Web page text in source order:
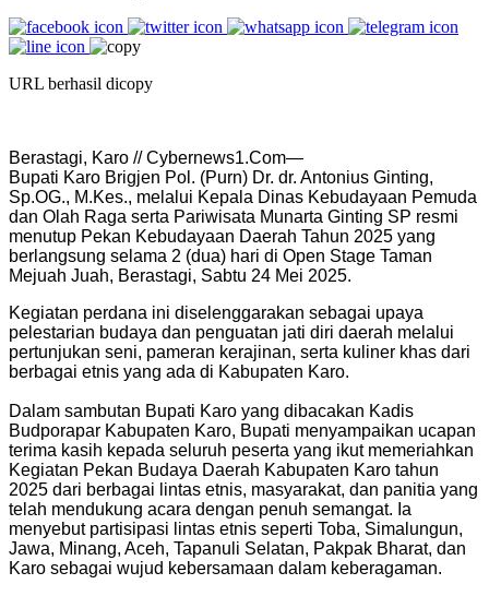
URL berhasil dicopy
Berastagi, Karo // Cybernews1.Com—
Bupati Karo Brigjen Pol. (Purn) Dr. dr. Antonius Ginting,
Sp.OG., M.Kes., melalui Kepala Dinas Kebudayaan Pemuda
dan Olah Raga serta Pariwisata Munarta Ginting SP resmi
menutup Pekan Kebudayaan Daerah Tahun 2025 yang
berlangsung selama 2 (dua) hari di Open Stage Taman
Mejuah Juah, Berastagi, Sabtu 24 Mei 2025.
Kegiatan perdana ini diselenggarakan sebagai upaya
pelestarian budaya dan penguatan jati diri daerah melalui
pertunjukan seni, pameran kerajinan, serta kuliner khas dari
berbagai etnis yang ada di Kabupaten Karo.
Dalam sambutan Bupati Karo yang dibacakan Kadis
Budporapar Kabupaten Karo, Bupati menyampaikan ucapan
terima kasih kepada seluruh peserta yang ikut memeriahkan
Kegiatan Pekan Budaya Daerah Kabupaten Karo tahun
2025 dari berbagai lintas etnis, masyarakat, dan panitia yang
telah mendukung acara dengan penuh semangat. Ia
menyebut partisipasi lintas etnis seperti Toba, Simalungun,
Jawa, Minang, Aceh, Tapanuli Selatan, Pakpak Bharat, dan
Karo sebagai wujud kebersamaan dalam keberagaman.